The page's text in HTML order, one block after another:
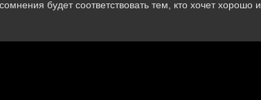
будет соответствовать тем, кто хочет хорошо и